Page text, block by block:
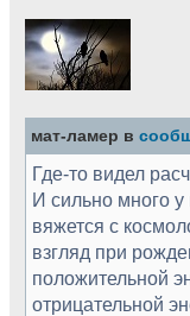
мат-ламер в
Где-то видел
И сильно много у
вяжется с
взгляд при
положительной
отрицательной